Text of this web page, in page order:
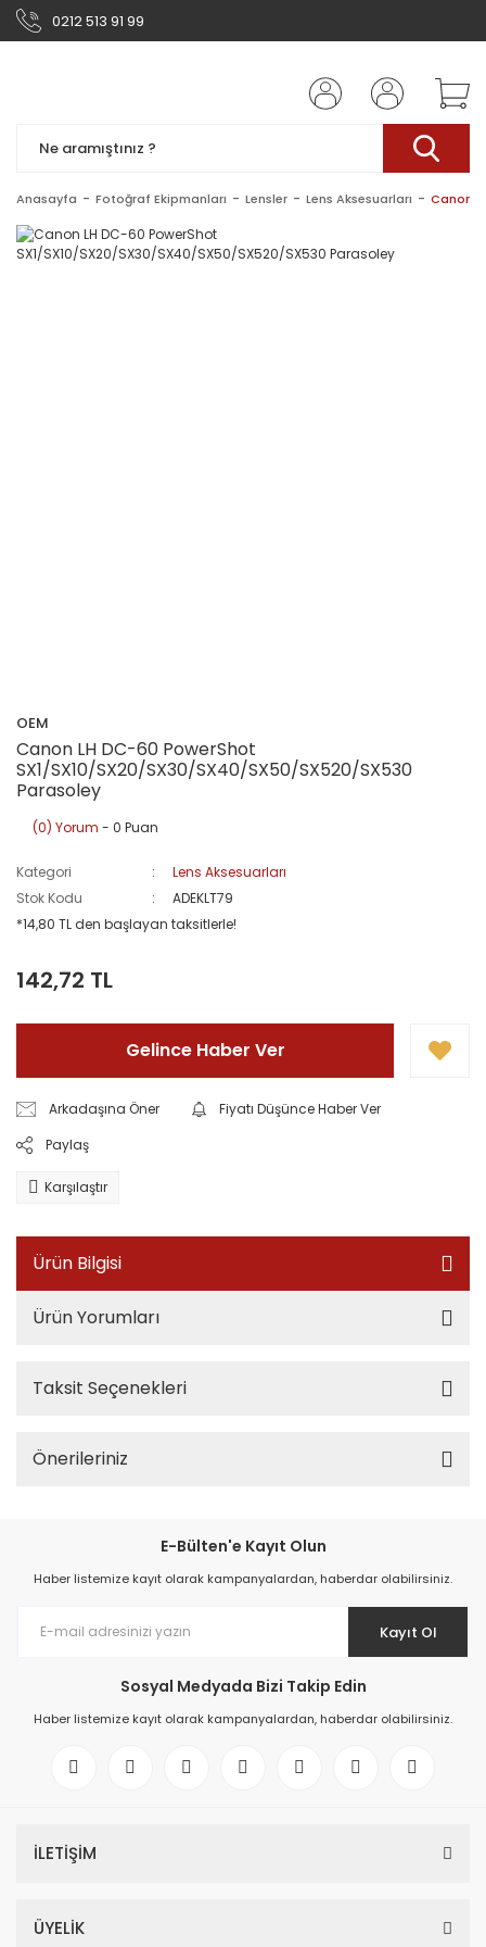
0212 513 91 99
Anasayfa Fotoğraf Ekipmanları Lensler Lens Aksesuarları Canon
OEM
Canon LH DC-60 PowerShot
SX1/SX10/SX20/SX30/SX40/SX50/SX520/SX530
Parasoley
(0) Yorum - 0 Puan
Kategori
Lens Aksesuarları
Stok Kodu
ADEKLT79
*14,80 TL den başlayan taksitlerle!
142,72 TL
Gelince Haber Ver
Arkadaşına Öner
Fiyatı Düşünce Haber Ver
Paylaş
Karşılaştır
Ürün Bilgisi
Ürün Yorumları
Taksit Seçenekleri
Önerileriniz
E-Bülten'e Kayıt Olun
Haber listemize kayıt olarak kampanyalardan, haberdar olabilirsiniz.
Kayıt Ol
Sosyal Medyada Bizi Takip Edin
Haber listemize kayıt olarak kampanyalardan, haberdar olabilirsiniz.
İLETİŞİM
ÜYELİK